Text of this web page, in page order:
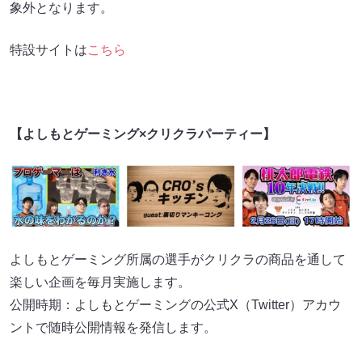
象外となります。
特設サイトはこちら
【よしもとゲーミング×クリクラパーティー】
よしもとゲーミング所属の選手がクリクラの商品を通して
楽しい企画を毎月実施します。
公開時期：よしもとゲーミングの公式X（Twitter）アカウ
ントで随時公開情報を発信します。